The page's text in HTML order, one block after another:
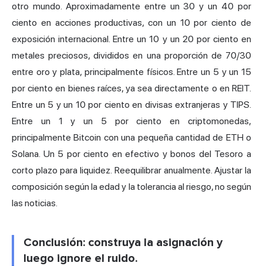
otro mundo. Aproximadamente entre un 30 y un 40 por
ciento en acciones productivas, con un 10 por ciento de
exposición internacional. Entre un 10 y un 20 por ciento en
metales preciosos, divididos en una proporción de 70/30
entre oro y plata, principalmente físicos. Entre un 5 y un 15
por ciento en bienes raíces, ya sea directamente o en REIT.
Entre un 5 y un 10 por ciento en divisas extranjeras y TIPS.
Entre un 1 y un 5 por ciento en criptomonedas,
principalmente Bitcoin con una pequeña cantidad de ETH o
Solana. Un 5 por ciento en efectivo y bonos del Tesoro a
corto plazo para liquidez. Reequilibrar anualmente. Ajustar la
composición según la edad y la tolerancia al riesgo, no según
las noticias.
Conclusión: construya la asignación y
luego ignore el ruido.